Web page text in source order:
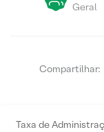
Geral
Compartilhar:
Taxa de